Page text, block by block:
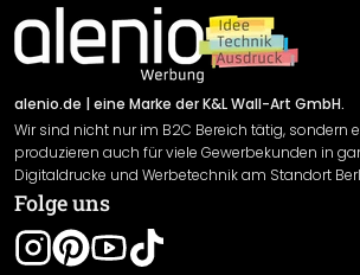
Newsletter An-/Abmeldung
Sendungsverfolgung
Impressum
Versand & Zahlung
Rücksendung
Widerrufsrecht
Datenschutzerklärung
Gewährleistung
Leistungserklärung / CE-Zeichen
alenio.de | eine Marke der K&L Wall-Art GmbH.
Wir sind nicht nur im B2C Bereich tätig, sondern
produzieren auch für viele Gewerbekunden in
Digitaldrucke und Werbetechnik am Standort
Folge uns